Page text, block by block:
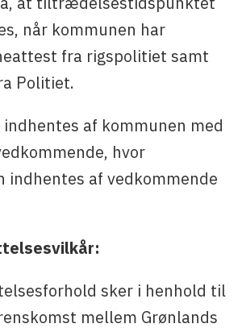
når kommunen har
fra rigspolitiet samt
Politiet.
af kommunen med
hvor
af vedkommende
sker i henhold til
mellem Grønlands